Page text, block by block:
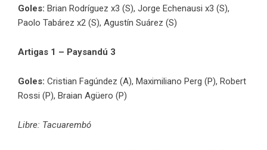
Goles: Brian Rodríguez x3 (S), Jorge Echenausi x3 (S),
Paolo Tabárez x2 (S), Agustín Suárez (S)
Artigas 1 – Paysandú 3
Goles: Cristian Fagúndez (A), Maximiliano Perg (P), Robert
Rossi (P), Braian Agüero (P)
Libre: Tacuarembó